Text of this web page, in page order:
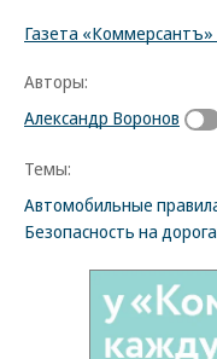
Газета
Авторы:
Александр Воронов
Темы:
Автомобильные
Безопасность на